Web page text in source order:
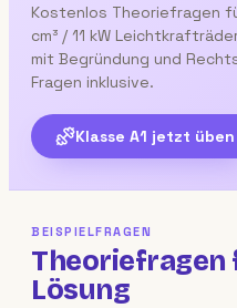
Kostenlos Theoriefragen
cm³ / 11 kW
mit Begründung und
Fragen inklusive.
Klasse A1 jetzt üben
BEISPIELFRAGEN
Theoriefragen
Lösung